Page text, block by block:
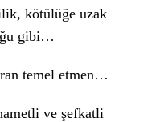
kötülüğe uzak
gibi…
temel etmen…
ve şefkatli